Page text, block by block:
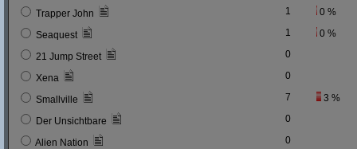
Trapper John 1 0 %
Seaquest 1 0 %
21 Jump Street 0
Xena 0
Smallville 7 3 %
Der Unsichtbare 0
Alien Nation 0